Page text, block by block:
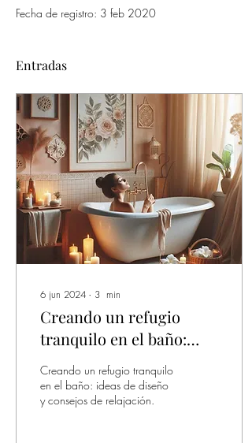
Fecha de registro: 3 feb 2020
Entradas
6 jun 2024 ∙ 3 min
Creando un refugio
tranquilo en el baño:
ideas de diseño y
consejos de relajación.
Creando un refugio tranquilo
en el baño: ideas de diseño
y consejos de relajación.